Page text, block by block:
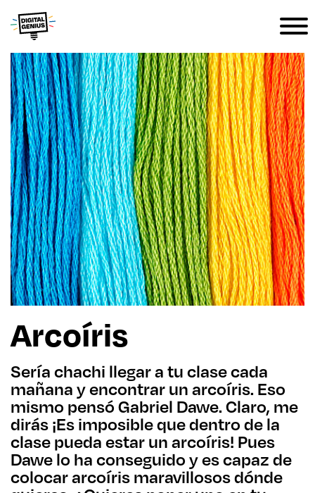
Arcoíris
Sería chachi llegar a tu clase cada
mañana y encontrar un arcoíris. Eso
mismo pensó Gabriel Dawe. Claro, me
dirás ¡Es imposible que dentro de la
clase pueda estar un arcoíris! Pues
Dawe lo ha conseguido y es capaz de
colocar arcoíris maravillosos dónde